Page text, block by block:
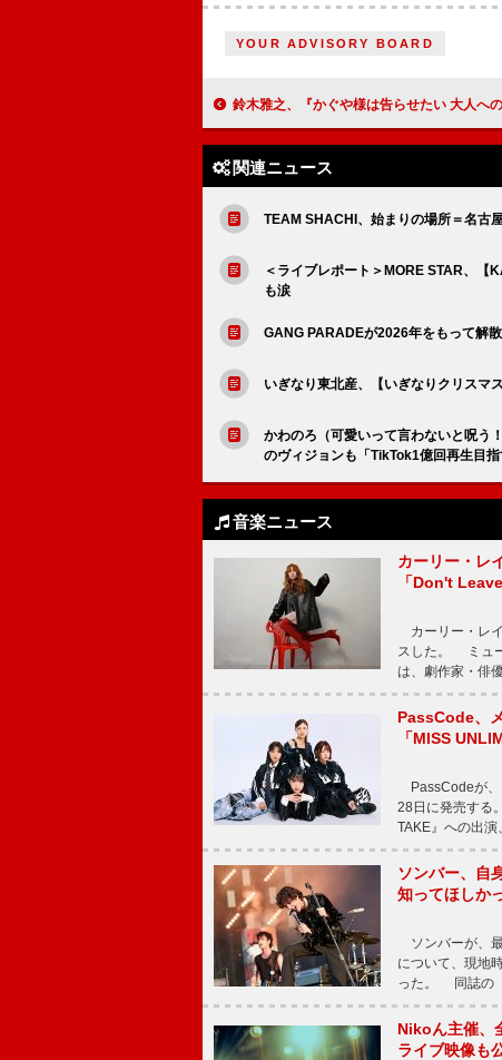
YOUR ADVISORY BOARD
鈴木雅之、『かぐや様は告らせたい 大人への階段』OP主題歌「アブナイキオク」ア
関連ニュース
TEAM SHACHI、始まりの場所＝名古
＜ライブレポート＞MORE STAR、【
も涙
GANG PARADEが2026年をもって解
いぎなり東北産、【いぎなりクリスマ
かわのろ（可愛いって言わないと呪う
のヴィジョンも「TikTok1億回再生目指
音楽ニュース
カーリー・レ
「Don't
カーリー・レ
スした。 ミュ
は、劇作家・俳
PassCode、
「MISS
PassCodeが、
28日に発売する
TAKE』への出
ソンバー、自
知ってほしか
ソンバーが、
について、現地
った。 同誌の
Nikoん主催、
ライブ映像も